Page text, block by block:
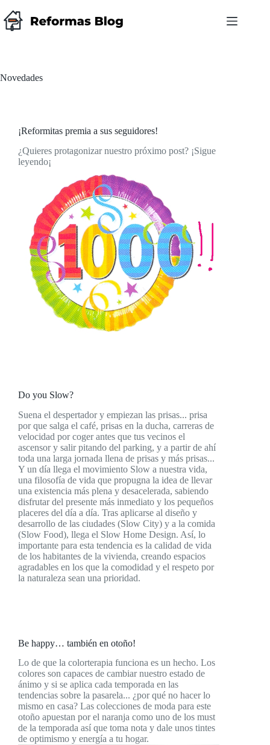
al
contenido
Novedades
¡Reformitas premia a sus seguidores!
¿Quieres protagonizar nuestro próximo post? ¡Sigue
leyendo¡
Do you Slow?
Suena el despertador y empiezan las prisas... prisa
por que salga el café, prisas en la ducha, carreras de
velocidad por coger antes que tus vecinos el
ascensor y salir pitando del parking, y a partir de ahí
toda una larga jornada llena de prisas y más prisas...
Y un día llega el movimiento Slow a nuestra vida,
una filosofía de vida que propugna la idea de llevar
una existencia más plena y desacelerada, sabiendo
disfrutar del presente más inmediato y los pequeños
placeres del día a día. Tras aplicarse al diseño y
desarrollo de las ciudades (Slow City) y a la comida
(Slow Food), llega el Slow Home Design. Así, lo
importante para esta tendencia es la calidad de vida
de los habitantes de la vivienda, creando espacios
agradables en los que la comodidad y el respeto por
la naturaleza sean una prioridad.
Be happy… también en otoño!
Lo de que la colorterapia funciona es un hecho. Los
colores son capaces de cambiar nuestro estado de
ánimo y si se aplica cada temporada en las
tendencias sobre la pasarela... ¿por qué no hacer lo
mismo en casa? Las colecciones de moda para este
otoño apuestan por el naranja como uno de los must
de la temporada así que toma nota y dale unos tintes
de optimismo y energía a tu hogar.